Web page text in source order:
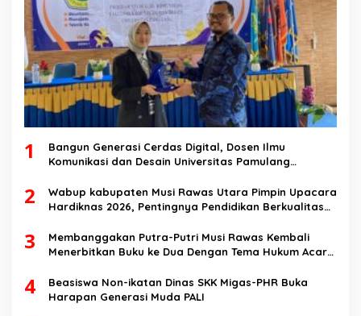
1
Bangun Generasi Cerdas Digital, Dosen Ilmu
Komunikasi dan Desain Universitas Pamulang
Speech di SMK Ikhlas Jawilan
2
Wabup kabupaten Musi Rawas Utara Pimpin Upacara
Hardiknas 2026, Pentingnya Pendidikan Berkualitas
3
Membanggakan Putra-Putri Musi Rawas Kembali
Menerbitkan Buku ke Dua Dengan Tema Hukum Acara
4
Beasiswa Non-ikatan Dinas SKK Migas-PHR Buka
Harapan Generasi Muda PALI